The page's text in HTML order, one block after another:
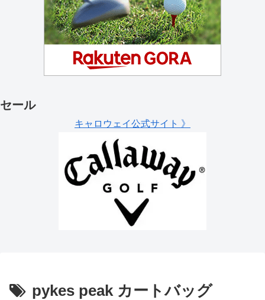
セール
キャロウェイ公式サイト 》
pykes peak カートバッグ